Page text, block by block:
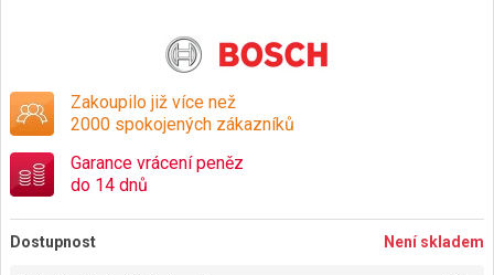
Zakoupilo již více než
2000 spokojených zákazníků
Garance vrácení peněz
do 14 dnů
Dostupnost Není skladem